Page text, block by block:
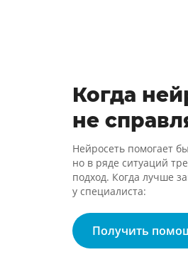
Когда
не
Нейросеть помогает
но в ряде ситуаций
подход. Когда лучше
у специалиста:
Получить